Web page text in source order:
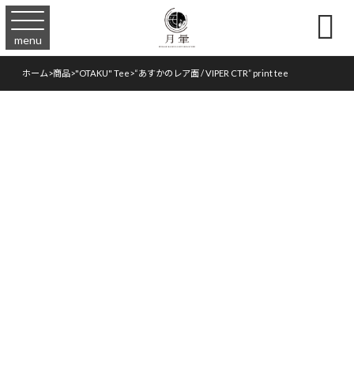
menu 
ホーム>商品>"OTAKU" Tee>“あすかのレア面 / VIPER CTR” print tee